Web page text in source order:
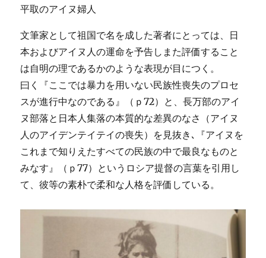
平取のアイヌ婦人
文筆家として祖国で名を成した著者にとっては、日
本およびアイヌ人の運命を予告しまた評価すること
は自明の理であるかのような表現が目につく。
曰く『ここでは暴力を用いない民族性喪失のプロセ
スが進行中なのである』（ｐ72）と、長万部のアイ
ヌ部落と日本人集落の本質的な差異のなさ（アイヌ
人のアイデンテイテイの喪失）を見抜き､『アイヌを
これまで知りえたすべての民族の中で最良なものと
みなす』（ｐ77）というロシア提督の言葉を引用し
て、彼等の素朴で柔和な人格を評価している。